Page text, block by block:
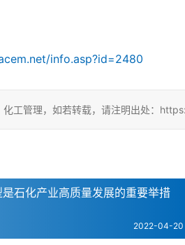
info.asp?id=2480
化工管理，如若转载，请注明出处：
石化产业高质量发展的重要举措
2022-04-20